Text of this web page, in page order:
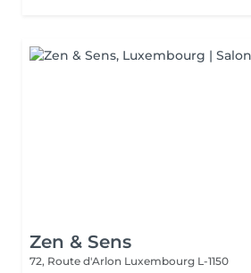
Zen & Sens
72, Route d'Arlon Luxembourg L-1150